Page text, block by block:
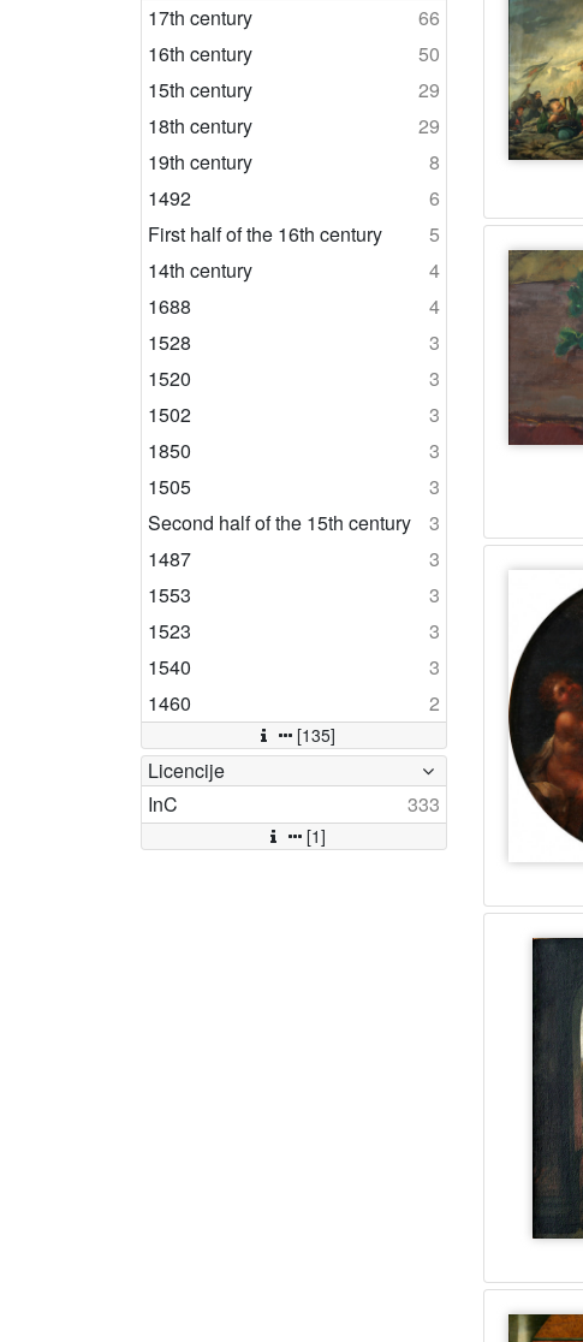
17th century
66
16th century
50
15th century
29
18th century
29
19th century
8
1492
6
First half of the 16th century
5
14th century
4
1688
4
1528
3
1520
3
1502
3
1850
3
1505
3
Second half of the 15th century
3
1487
3
1553
3
1523
3
1540
3
1460
2
[135]
Licencije
InC
333
[1]